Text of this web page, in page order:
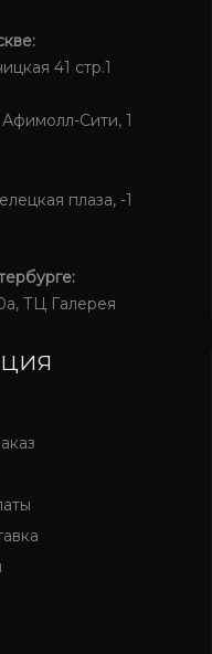
41 стр.1
Сити, 1
плаза, -1
ТЦ Галерея